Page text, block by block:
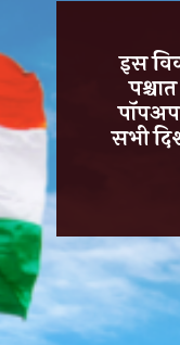
इस
पॉपअप
सभी